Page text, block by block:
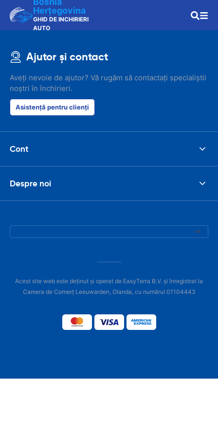
Herţegovina
GHID DE INCHIRIERI
AUTO
Ajutor și contact
Aveți nevoie de ajutor? Vă rugăm să contactați specialiștii
noștri în închirieri.
Asistență pentru clienți
Cont
Despre noi
Acest site web este deținut și operat de EasyTerra B.V. și înregistrat la
Camera de Comerț Leeuwarden, Olanda, cu numărul 01104443